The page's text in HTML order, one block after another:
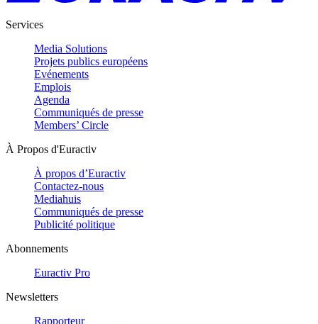
Services
Media Solutions
Projets publics européens
Evénements
Emplois
Agenda
Communiqués de presse
Members’ Circle
À Propos d'Euractiv
À propos d’Euractiv
Contactez-nous
Mediahuis
Communiqués de presse
Publicité politique
Abonnements
Euractiv Pro
Newsletters
Rapporteur